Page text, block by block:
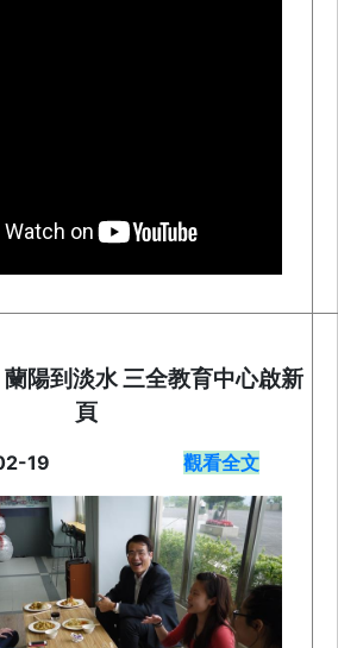
蘭陽到淡水 三全教育中心啟新
頁
02-19 觀看全文